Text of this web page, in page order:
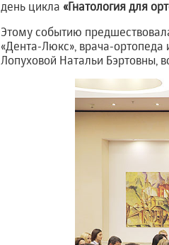
день цикла «Гнатология для
Этому событию
«Дента-Люкс», врача-
Лопуховой Натальи Бэртовны,